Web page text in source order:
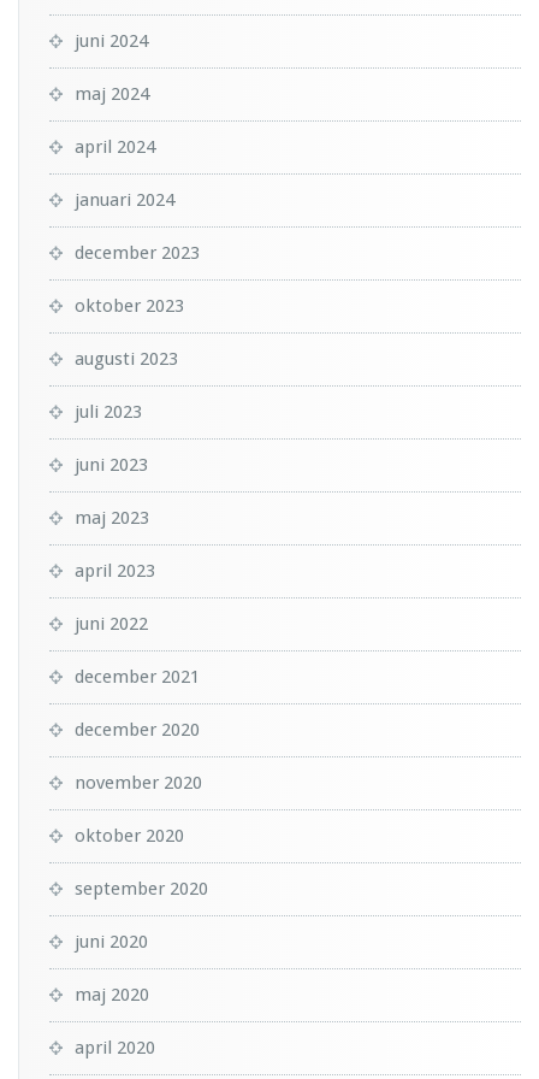
juni 2024
maj 2024
april 2024
januari 2024
december 2023
oktober 2023
augusti 2023
juli 2023
juni 2023
maj 2023
april 2023
juni 2022
december 2021
december 2020
november 2020
oktober 2020
september 2020
juni 2020
maj 2020
april 2020